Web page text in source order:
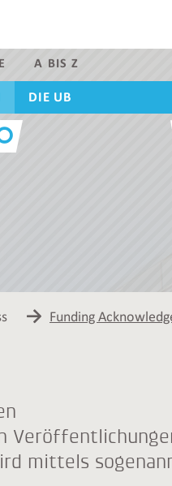
A BIS Z
DIE UB
Funding
mittels